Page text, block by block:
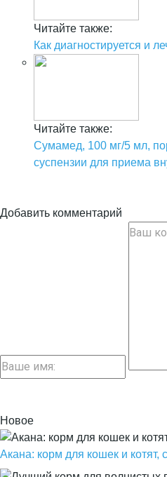
Читайте также:
Как диагностируется и
Читайте также:
Сумамед, 100 мг/5 мл,
суспензии для приема
Добавить комментарий
Новое
Акана: корм для кошек и котят,